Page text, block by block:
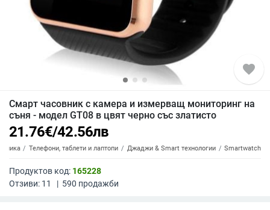
favorite
Смарт часовник с камера и измерващ мониторинг на
съня - модел GT08 в цвят черно със златисто
21.76€/42.56лв
Телефони, таблети и лаптопи Джаджи & Smart технологии Smartwatch
Продуктов код: 165228
Отзиви: 11 | 590 продажби